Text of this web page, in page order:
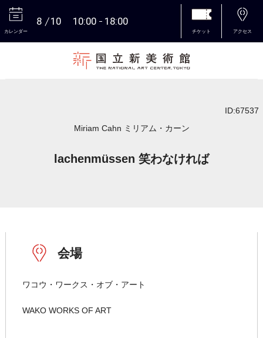
カレンダー
8 10 10:00 18:00
チケット アクセス
ID:67537
Miriam Cahn ミリアム・カーン
lachenmüssen 笑わなければ
会場
ワコウ・ワークス・オブ・アート
WAKO WORKS OF ART